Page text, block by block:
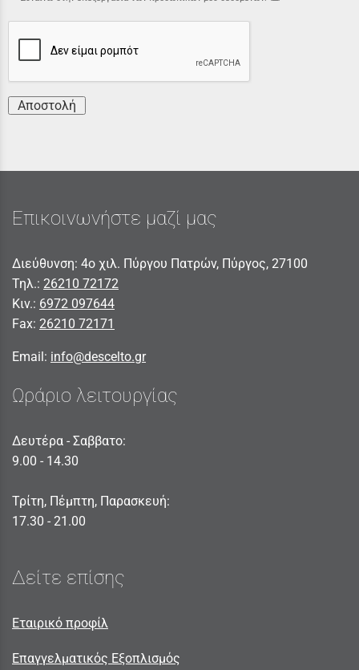
Αποστολή
Επικοινωνήστε μαζί μας
Διεύθυνση: 4ο χιλ. Πύργου Πατρών, Πύργος, 27100
Τηλ.: 26210 72172
Κιν.: 6972 097644
Fax: 26210 72171
Email: info@descelto.gr
Ωράριο λειτουργίας
Δευτέρα - Σαββατο:
9.00 - 14.30
Τρίτη, Πέμπτη, Παρασκευή:
17.30 - 21.00
Δείτε επίσης
Εταιρικό προφίλ
Επαγγελματικός Εξοπλισμός